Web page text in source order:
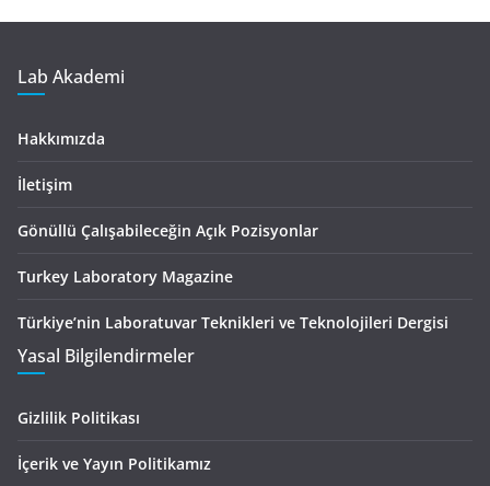
Lab Akademi
Hakkımızda
İletişim
Gönüllü Çalışabileceğin Açık Pozisyonlar
Turkey Laboratory Magazine
Türkiye’nin Laboratuvar Teknikleri ve Teknolojileri Dergisi
Yasal Bilgilendirmeler
Gizlilik Politikası
İçerik ve Yayın Politikamız